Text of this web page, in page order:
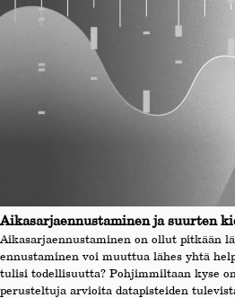
Aikasarjaennustaminen ja suurten
Aikasarjaennustaminen on ollut pitkään
ennustaminen voi muuttua lähes yhtä
tulisi todellisuutta? Pohjimmiltaan kyse
perusteltuja arvioita datapisteiden